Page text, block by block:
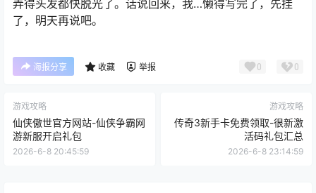
弄得头发都快脱光了。话说回来，我…懒得写完了，先挂
了，明天再说吧。
海报分享 收藏 举报 0 0
游戏攻略
仙侠傲世官方网站-仙侠争霸网
游新服开启礼包
2026-6-8 20:45:59
游戏攻略
传奇3新手卡免费领取-很新激
活码礼包汇总
2026-6-8 23:14:59